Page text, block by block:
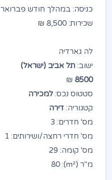
כניסה: במהלך חודש פברואר
שכירות: 8,500 ₪
לה גארדיה
ישוב: תל אביב (ישראל)
8500
₪
סטטוס נכס: למכירה
קטגוריה: דירה
מס' חדרים: 3
מס' חדרי רחצה/ושירותים: 1
מס' קומה: 29
מ"ר (m²): 80